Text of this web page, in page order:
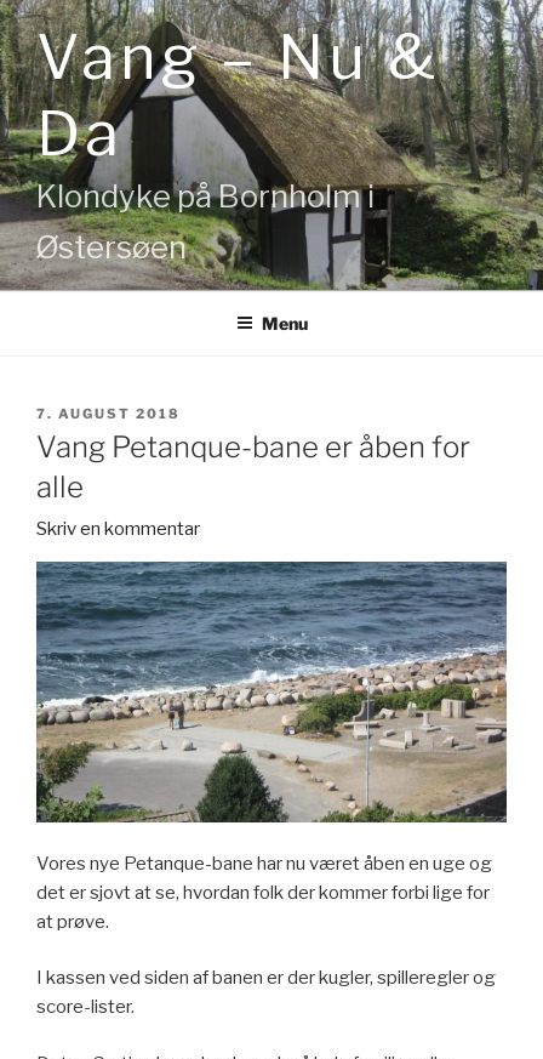
Videre
til
indholdVang – Nu &
Da
Klondyke på Bornholm i
Østersøen
Menu
UDGIVET
DEN
7. AUGUST 2018
Vang Petanque-bane er åben for
alle
Skriv en kommentar
Vores nye Petanque-bane har nu været åben en uge og
det er sjovt at se, hvordan folk der kommer forbi lige for
at prøve.
I kassen ved siden af banen er der kugler, spilleregler og
score-lister.